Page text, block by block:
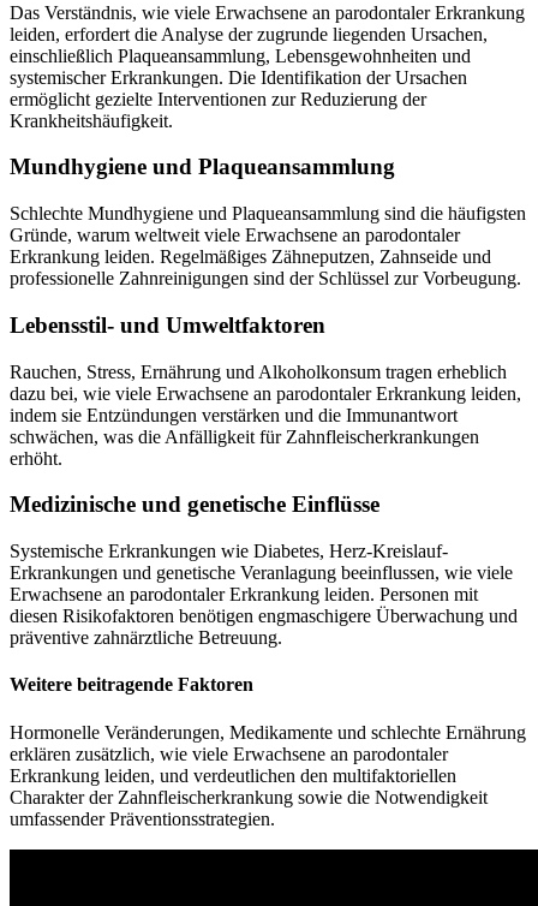
Das Verständnis, wie viele Erwachsene an parodontaler Erkrankung
leiden, erfordert die Analyse der zugrunde liegenden Ursachen,
einschließlich Plaqueansammlung, Lebensgewohnheiten und
systemischer Erkrankungen. Die Identifikation der Ursachen
ermöglicht gezielte Interventionen zur Reduzierung der
Krankheitshäufigkeit.
Mundhygiene und Plaqueansammlung
Schlechte Mundhygiene und Plaqueansammlung sind die häufigsten
Gründe, warum weltweit viele Erwachsene an parodontaler
Erkrankung leiden. Regelmäßiges Zähneputzen, Zahnseide und
professionelle Zahnreinigungen sind der Schlüssel zur Vorbeugung.
Lebensstil- und Umweltfaktoren
Rauchen, Stress, Ernährung und Alkoholkonsum tragen erheblich
dazu bei, wie viele Erwachsene an parodontaler Erkrankung leiden,
indem sie Entzündungen verstärken und die Immunantwort
schwächen, was die Anfälligkeit für Zahnfleischerkrankungen
erhöht.
Medizinische und genetische Einflüsse
Systemische Erkrankungen wie Diabetes, Herz-Kreislauf-
Erkrankungen und genetische Veranlagung beeinflussen, wie viele
Erwachsene an parodontaler Erkrankung leiden. Personen mit
diesen Risikofaktoren benötigen engmaschigere Überwachung und
präventive zahnärztliche Betreuung.
Weitere beitragende Faktoren
Hormonelle Veränderungen, Medikamente und schlechte Ernährung
erklären zusätzlich, wie viele Erwachsene an parodontaler
Erkrankung leiden, und verdeutlichen den multifaktoriellen
Charakter der Zahnfleischerkrankung sowie die Notwendigkeit
umfassender Präventionsstrategien.